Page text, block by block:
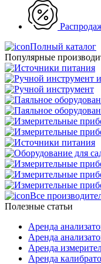
Полный каталог
Популярные
Все
Полезные статьи
Аренда
Аренда
Аренда
Аренда